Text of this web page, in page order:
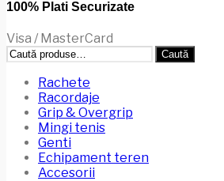
100% Plati Securizate
Visa / MasterCard
Caută
după:
Caută
Rachete
Racordaje
Grip & Overgrip
Mingi tenis
Genti
Echipament teren
Accesorii